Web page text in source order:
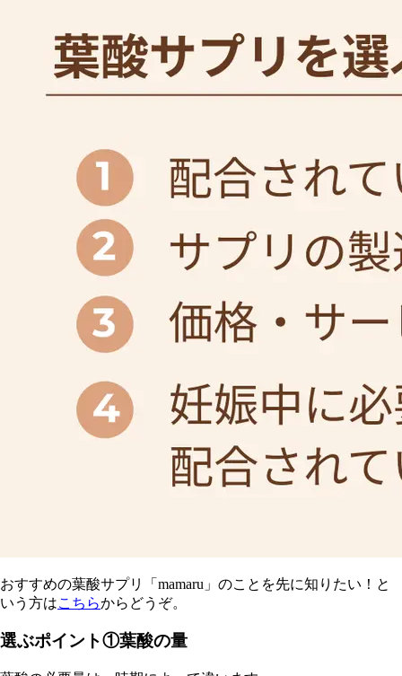
おすすめの葉酸サプリ「mamaru」のことを先に知りたい！と
いう方はこちらからどうぞ。
選ぶポイント①葉酸の量